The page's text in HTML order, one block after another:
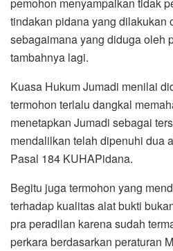
pemohon menyampaikan tidak
tindakan pidana yang dilakukan
sebagaimana yang diduga oleh
tambahnya lagi.
Kuasa Hukum Jumadi menilai
termohon terlalu dangkal
menetapkan Jumadi sebagai
mendalilkan telah dipenuhi dua
Pasal 184 KUHAPidana.
Begitu juga termohon yang
terhadap kualitas alat bukti
pra peradilan karena sudah
perkara berdasarkan peraturan